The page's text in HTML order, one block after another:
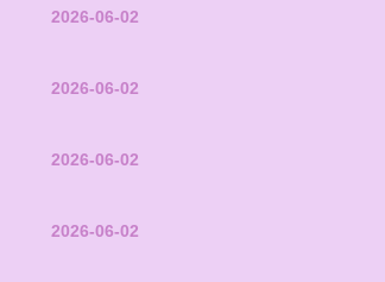
2026-06-02
2026-06-02
2026-06-02
2026-06-02